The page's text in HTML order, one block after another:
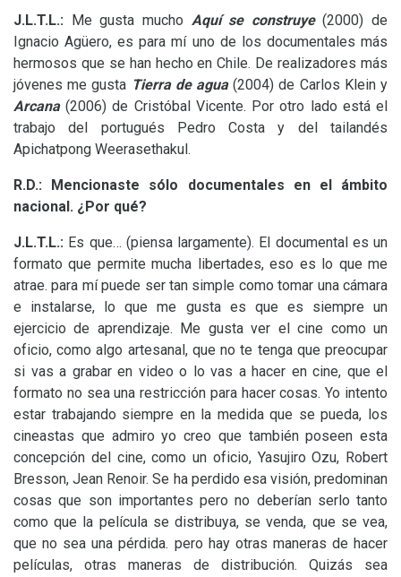
J.L.T.L.: Me gusta mucho Aquí se construye(2000) de
Ignacio Agüero, es para mí uno de los documentales más
hermosos que se han hecho en Chile. De realizadores más
jóvenes me gusta Tierra de agua(2004) de Carlos Klein y
Arcana(2006) de Cristóbal Vicente. Por otro lado está el
trabajo del portugués Pedro Costa y del tailandés
Apichatpong Weerasethakul.
R.D.: Mencionaste sólo documentales en el ámbito
nacional. ¿Por qué?
J.L.T.L.: Es que… (piensa largamente). El documental es un
formato que permite mucha libertades, eso es lo que me
atrae. para mí puede ser tan simple como tomar una cámara
e instalarse, lo que me gusta es que es siempre un
ejercicio de aprendizaje. Me gusta ver el cine como un
oficio, como algo artesanal, que no te tenga que preocupar
si vas a grabar en video o lo vas a hacer en cine, que el
formato no sea una restricción para hacer cosas. Yo intento
estar trabajando siempre en la medida que se pueda, los
cineastas que admiro yo creo que también poseen esta
concepción del cine, como un oficio, Yasujiro Ozu, Robert
Bresson, Jean Renoir. Se ha perdido esa visión, predominan
cosas que son importantes pero no deberían serlo tanto
como que la película se distribuya, se venda, que se vea,
que no sea una pérdida. pero hay otras maneras de hacer
películas, otras maneras de distribución. Quizás sea